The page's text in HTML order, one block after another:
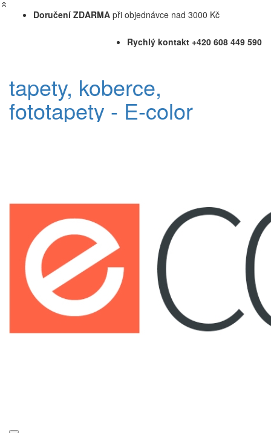
Doručení ZDARMA při objednávce nad 3000 Kč
Rychlý kontakt +420 608 449 590
tapety, koberce,
fototapety - E-color